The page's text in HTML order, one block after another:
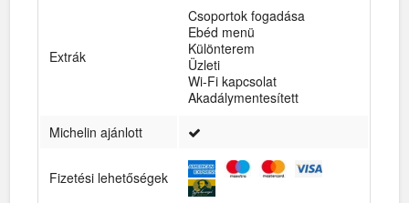
Extrák
Csoportok fogadása
Ebéd menü
Különterem
Üzleti
Wi-Fi kapcsolat
Akadálymentesített
Michelin ajánlott
Fizetési lehetőségek